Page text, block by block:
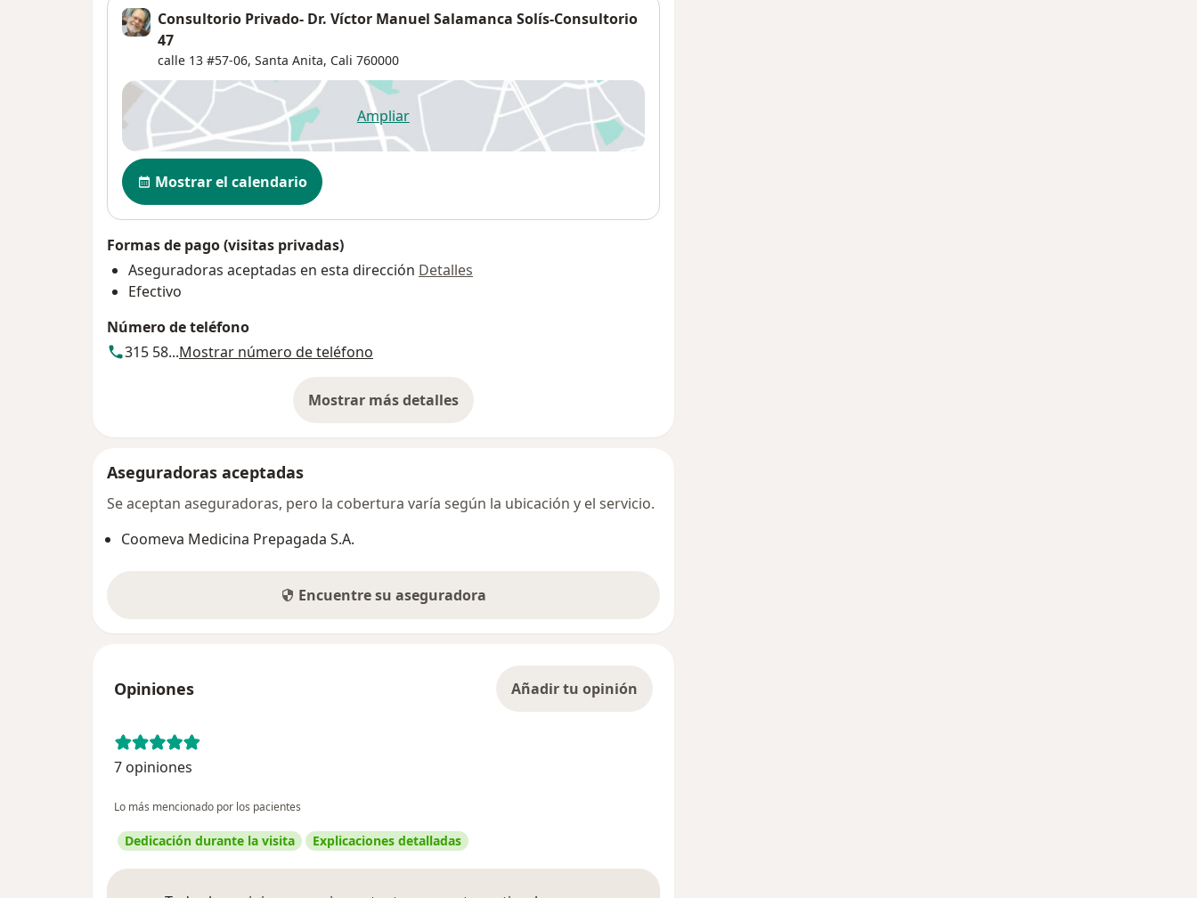
Consultorio Privado- Dr. Víctor Manuel Salamanca Solís-Consultorio
47
calle 13 #57-06, Santa Anita, Cali 760000
Ampliarse abre en una nueva pestaña
Disponibilidad
Mostrar el calendario
Formas de pago (visitas privadas)
Aseguradoras aceptadas en esta dirección Detalles
Efectivo
Número de teléfono
315 58...Mostrar número de teléfono
Mostrar más detalles
sobre la dirección
Aseguradoras aceptadas
Se aceptan aseguradoras, pero la cobertura varía según la ubicación y el servicio.
Coomeva Medicina Prepagada S.A.
Encuentre su aseguradora
Opiniones Añadir tu opinión
7 opiniones
Lo más mencionado por los pacientes
Dedicación durante la visita Explicaciones detalladas